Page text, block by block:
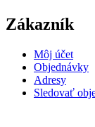
Zákazník
Môj účet
Objednávky
Adresy
Sledovať